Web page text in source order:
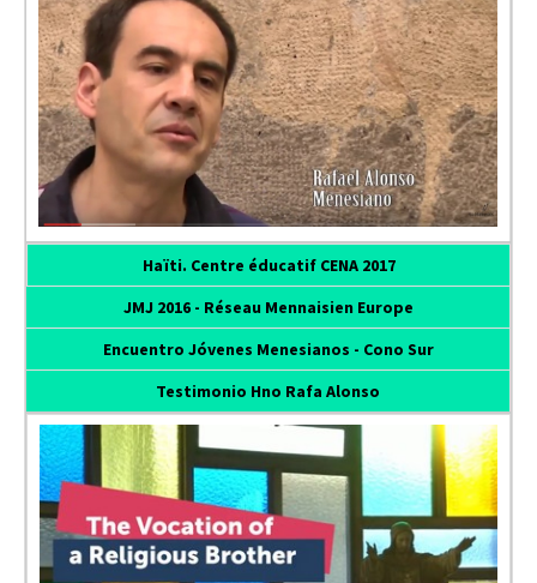
Haïti. Centre éducatif CENA 2017
JMJ 2016 - Réseau Mennaisien Europe
Encuentro Jóvenes Menesianos - Cono Sur
Testimonio Hno Rafa Alonso